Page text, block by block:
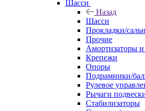
Шасси
Назад
Шасси
Прокладки/
Прочие
Амортизаторы и
Крепежи
Опоры
Подрамники/
Рулевое
Рычаги
Стабилизаторы